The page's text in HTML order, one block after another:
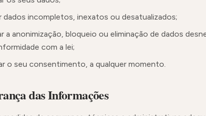
dados incompletos, inexatos ou desatualizados;
a anonimização, bloqueio ou eliminação de dados
com a lei;
o seu consentimento, a qualquer momento.
das Informações